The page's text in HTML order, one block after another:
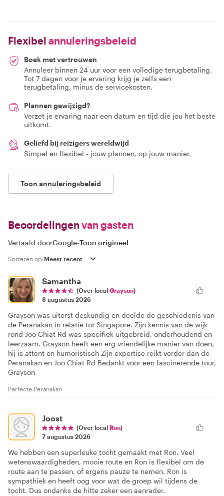
Flexibel annuleringsbeleid
Boek met vertrouwen
Annuleer binnen 24 uur voor een volledige terugbetaling.
Tot 7 dagen voor je ervaring krijg je zelfs een
terugbetaling, minus de servicekosten.
Plannen gewijzigd?
Verzet je ervaring naar een datum en tijd die jou het beste
uitkomt.
Geliefd bij reizigers wereldwijd
Simpel en flexibel - jouw plannen, op jouw manier.
Toon annuleringsbeleid
Beoordelingen van gasten
Vertaald doorGoogle-Toon origineel
Sorteren op:
Samantha
(Over local Grayson)
8 augustus 2026
Grayson was uiterst deskundig en deelde de geschiedenis van
de Peranakan in relatie tot Singapore. Zijn kennis van de wijk
rond Joo Chiat Rd was specifiek uitgebreid, onderhoudend en
leerzaam. Grayson heeft een erg vriendelijke manier van doen,
hij is attent en humoristisch Zijn expertise reikt verder dan de
Peranakan en Joo Chiat Rd Bedankt voor een fascinerende tour,
Grayson
Perfecte Peranakan
Joost
(Over local Ron)
7 augustus 2026
We hebben een superleuke tocht gemaakt met Ron. Veel
wetenswaardigheden, mooie route en Ron is flexibel om de
route aan te passen, of ergens pauze te nemen. Ron is
sympathiek en heeft oog voor wat de groep wil tijdens de
tocht. Dus ondanks de hitte zeker een aanrader.